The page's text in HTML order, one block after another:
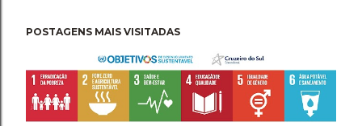
POSTAGENS MAIS VISITADAS